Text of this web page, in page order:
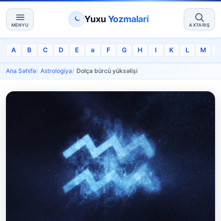
MENYU
Yuxu Yozmalari
AXTARIŞ
A B C D E ə F G H I K L M
Ana Səhifə Astrologiya Dolça bürcü yüksəlişi